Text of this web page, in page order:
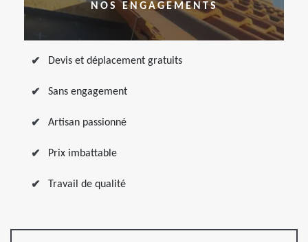
NOS ENGAGEMENTS
Devis et déplacement gratuits
Sans engagement
Artisan passionné
Prix imbattable
Travail de qualité